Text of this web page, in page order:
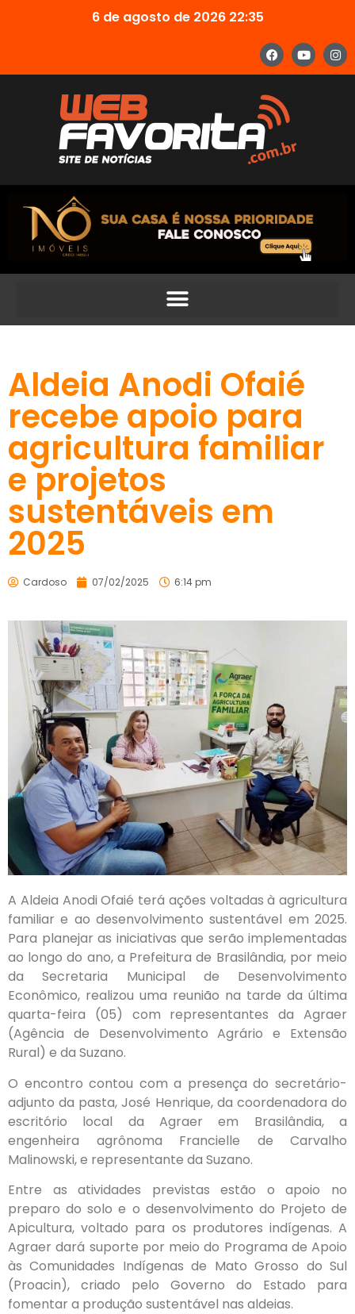
6 de agosto de 2026 22:35
Aldeia Anodi Ofaié
recebe apoio para
agricultura familiar
e projetos
sustentáveis em
2025
Cardoso 07/02/2025 6:14 pm
A Aldeia Anodi Ofaié terá ações voltadas à agricultura
familiar e ao desenvolvimento sustentável em 2025.
Para planejar as iniciativas que serão implementadas
ao longo do ano, a Prefeitura de Brasilândia, por meio
da Secretaria Municipal de Desenvolvimento
Econômico, realizou uma reunião na tarde da última
quarta-feira (05) com representantes da Agraer
(Agência de Desenvolvimento Agrário e Extensão
Rural) e da Suzano.
O encontro contou com a presença do secretário-
adjunto da pasta, José Henrique, da coordenadora do
escritório local da Agraer em Brasilândia, a
engenheira agrônoma Francielle de Carvalho
Malinowski, e representante da Suzano.
Entre as atividades previstas estão o apoio no
preparo do solo e o desenvolvimento do Projeto de
Apicultura, voltado para os produtores indígenas. A
Agraer dará suporte por meio do Programa de Apoio
às Comunidades Indígenas de Mato Grosso do Sul
(Proacin), criado pelo Governo do Estado para
fomentar a produção sustentável nas aldeias.